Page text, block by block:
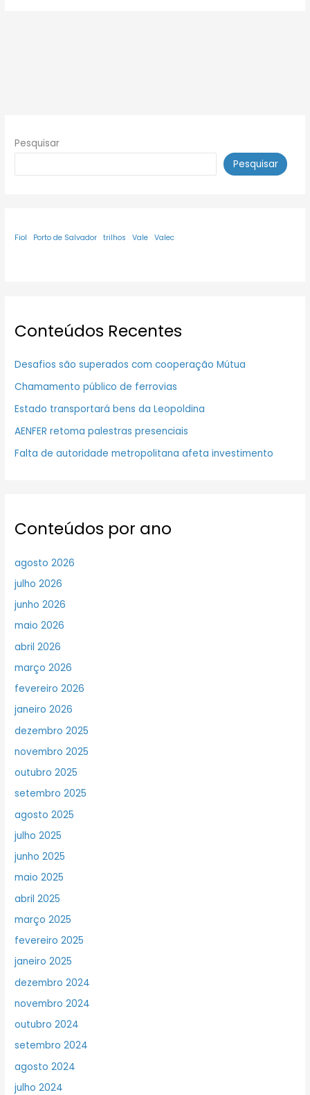
Pesquisar
Pesquisar
Fiol Porto de Salvador trilhos Vale Valec
Conteúdos Recentes
Desafios são superados com cooperação Mútua
Chamamento público de ferrovias
Estado transportará bens da Leopoldina
AENFER retoma palestras presenciais
Falta de autoridade metropolitana afeta investimento
Conteúdos por ano
agosto 2026
julho 2026
junho 2026
maio 2026
abril 2026
março 2026
fevereiro 2026
janeiro 2026
dezembro 2025
novembro 2025
outubro 2025
setembro 2025
agosto 2025
julho 2025
junho 2025
maio 2025
abril 2025
março 2025
fevereiro 2025
janeiro 2025
dezembro 2024
novembro 2024
outubro 2024
setembro 2024
agosto 2024
julho 2024